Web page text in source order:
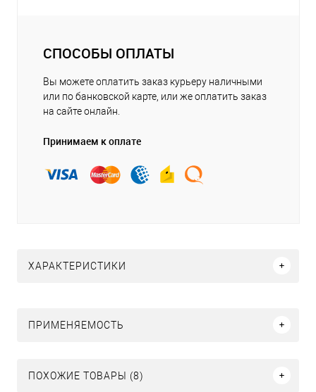
СПОСОБЫ ОПЛАТЫ
Вы можете оплатить заказ курьеру наличными
или по банковской карте, или же оплатить заказ
на сайте онлайн.
Принимаем к оплате
ХАРАКТЕРИСТИКИ
ПРИМЕНЯЕМОСТЬ
ПОХОЖИЕ ТОВАРЫ (8)